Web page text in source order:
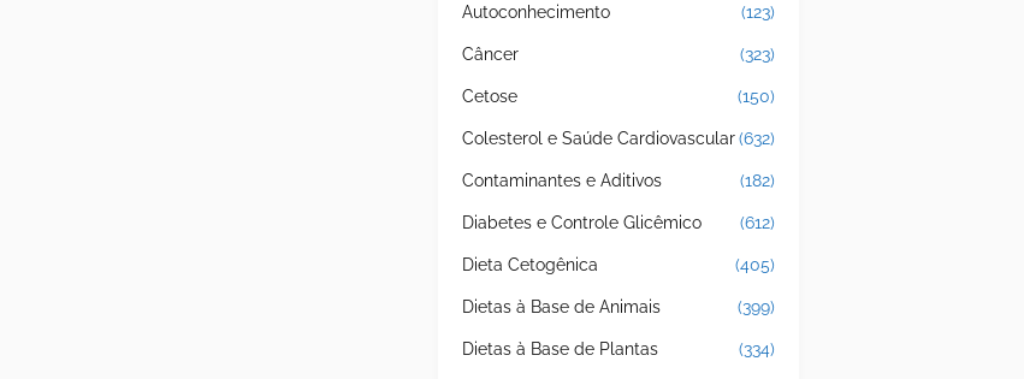
Autoconhecimento (123)
Câncer (323)
Cetose (150)
Colesterol e Saúde Cardiovascular(632)
Contaminantes e Aditivos (182)
Diabetes e Controle Glicêmico (612)
Dieta Cetogênica (405)
Dietas à Base de Animais (399)
Dietas à Base de Plantas (334)